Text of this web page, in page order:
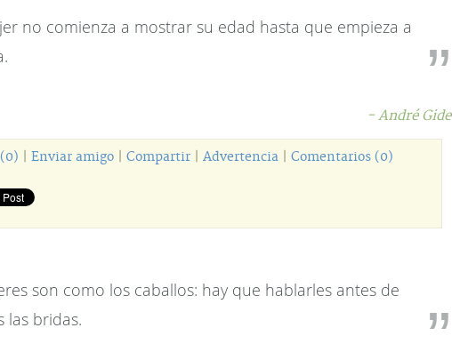
no comienza a mostrar su edad hasta que empieza a
- André Gide
Enviar amigo Compartir Advertencia Comentarios (0)
son como los caballos: hay que hablarles antes de
las bridas.